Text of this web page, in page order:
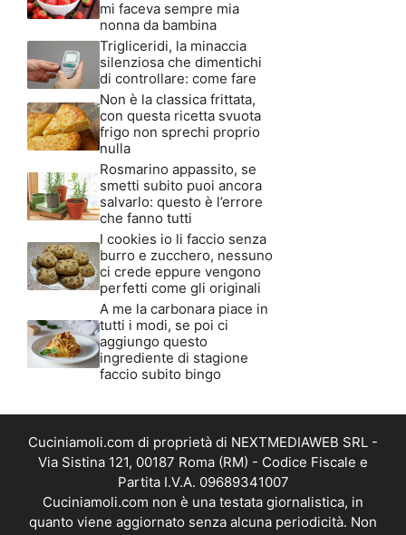
mi faceva sempre mia
nonna da bambina
Trigliceridi, la minaccia
silenziosa che dimentichi
di controllare: come fare
Non è la classica frittata,
con questa ricetta svuota
frigo non sprechi proprio
nulla
Rosmarino appassito, se
smetti subito puoi ancora
salvarlo: questo è l’errore
che fanno tutti
I cookies io li faccio senza
burro e zucchero, nessuno
ci crede eppure vengono
perfetti come gli originali
A me la carbonara piace in
tutti i modi, se poi ci
aggiungo questo
ingrediente di stagione
faccio subito bingo
Cuciniamoli.com di proprietà di NEXTMEDIAWEB SRL -
Via Sistina 121, 00187 Roma (RM) - Codice Fiscale e
Partita I.V.A. 09689341007
Cuciniamoli.com non è una testata giornalistica, in
quanto viene aggiornato senza alcuna periodicità. Non